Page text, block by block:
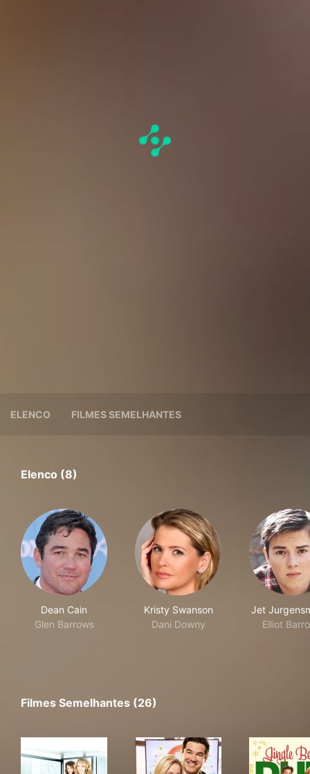
ELENCO FILMES SEMELHANTES
Elenco (8)
Dean Cain
Glen Barrows
Kristy Swanson
Dani Downy
Jet
Elliot
Filmes Semelhantes (26)